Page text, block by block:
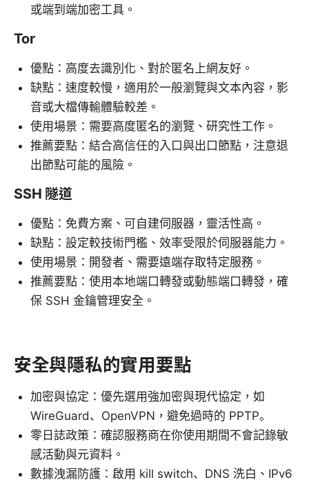
或端到端加密工具。
Tor
優點：高度去識別化、對於匿名上網友好。
缺點：速度較慢，適用於一般瀏覽與文本內容，影
音或大檔傳輸體驗較差。
使用場景：需要高度匿名的瀏覽、研究性工作。
推薦要點：結合高信任的入口與出口節點，注意退
出節點可能的風險。
SSH 隧道
優點：免費方案、可自建伺服器，靈活性高。
缺點：設定較技術門檻、效率受限於伺服器能力。
使用場景：開發者、需要遠端存取特定服務。
推薦要點：使用本地端口轉發或動態端口轉發，確
保 SSH 金鑰管理安全。
安全與隱私的實用要點
加密與協定：優先選用強加密與現代協定，如
WireGuard、OpenVPN，避免過時的 PPTP。
零日誌政策：確認服務商在你使用期間不會記錄敏
感活動與元資料。
數據洩漏防護：啟用 kill switch、DNS 洗白、IPv6